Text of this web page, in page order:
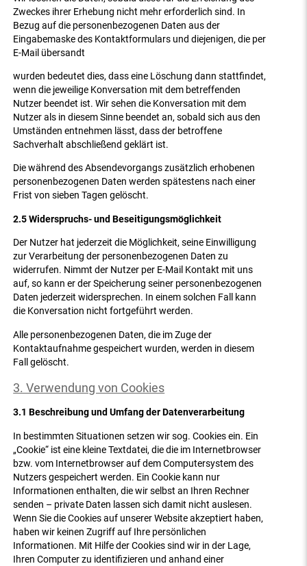
Zweckes ihrer Erhebung nicht mehr erforderlich sind. In
Bezug auf die personenbezogenen Daten aus der
Eingabemaske des Kontaktformulars und diejenigen, die per
E-Mail übersandt
wurden bedeutet dies, dass eine Löschung dann stattfindet,
wenn die jeweilige Konversation mit dem betreffenden
Nutzer beendet ist. Wir sehen die Konversation mit dem
Nutzer als in diesem Sinne beendet an, sobald sich aus den
Umständen entnehmen lässt, dass der betroffene
Sachverhalt abschließend geklärt ist.
Die während des Absendevorgangs zusätzlich erhobenen
personenbezogenen Daten werden spätestens nach einer
Frist von sieben Tagen gelöscht.
2.5 Widerspruchs- und Beseitigungsmöglichkeit
Der Nutzer hat jederzeit die Möglichkeit, seine Einwilligung
zur Verarbeitung der personenbezogenen Daten zu
widerrufen. Nimmt der Nutzer per E-Mail Kontakt mit uns
auf, so kann er der Speicherung seiner personenbezogenen
Daten jederzeit widersprechen. In einem solchen Fall kann
die Konversation nicht fortgeführt werden.
Alle personenbezogenen Daten, die im Zuge der
Kontaktaufnahme gespeichert wurden, werden in diesem
Fall gelöscht.
3. Verwendung von Cookies
3.1 Beschreibung und Umfang der Datenverarbeitung
In bestimmten Situationen setzen wir sog. Cookies ein. Ein
„Cookie“ ist eine kleine Textdatei, die die im Internetbrowser
bzw. vom Internetbrowser auf dem Computersystem des
Nutzers gespeichert werden. Ein Cookie kann nur
Informationen enthalten, die wir selbst an Ihren Rechner
senden – private Daten lassen sich damit nicht auslesen.
Wenn Sie die Cookies auf unserer Website akzeptiert haben,
haben wir keinen Zugriff auf Ihre persönlichen
Informationen. Mit Hilfe der Cookies sind wir in der Lage,
Ihren Computer zu identifizieren und anhand einer